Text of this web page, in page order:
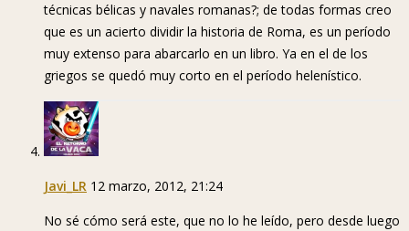
técnicas bélicas y navales romanas?; de todas formas creo
que es un acierto dividir la historia de Roma, es un período
muy extenso para abarcarlo en un libro. Ya en el de los
griegos se quedó muy corto en el período helenístico.
Javi_LR 12 marzo, 2012, 21:24
No sé cómo será este, que no lo he leído, pero desde luego